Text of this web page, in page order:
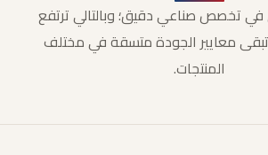
تخصص صناعي دقيق؛ وبالتالي ترتفع
معايير الجودة متسقة في مختلف
المنتجات.